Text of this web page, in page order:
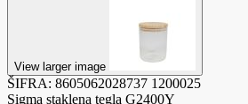
View larger image
ŠIFRA: 8605062028737 1200025
Sigma staklena tegla G2400Y